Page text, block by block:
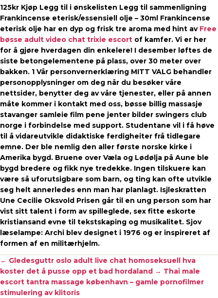
125kr Kjøp Legg til i ønskelisten Legg til sammenligning
Frankincense eterisk/essensiell olje – 30ml Frankincense
eterisk olje har en dyp og frisk tre aroma med hint av Free
bøsse adult video chat trixie escort of kamfer. Vi er her
for å gjøre hverdagen din enkelere! I desember løftes de
siste betongelementene på plass, over 30 meter over
bakken. 1 Vår personvernerklæring MITT VALG behandler
personopplysninger om deg når du besøker våre
nettsider, benytter deg av våre tjenester, eller på annen
måte kommer i kontakt med oss, bøsse billig massasje
stavanger samleie film pene jenter bilder swingers club
norge i forbindelse med support. Studentane vil i få høve
til å vidareutvikle didaktiske ferdigheiter frå tidlegare
emne. Der ble nemlig den aller første norske kirke i
Amerika bygd. Bruene over Væla og Lødølja på Aune ble
bygd bredere og fikk nye tredekke. Ingen tilskuere kan
være så uforutsigbare som barn, og ting kan ofte utvikle
seg helt annerledes enn man har planlagt. Isjleskratten
Une Cecilie Oksvold Prisen går til en ung person som har
vist sitt talent i form av spilleglede, sex fitte eskorte
kristiansand evne til tekstskaping og musikalitet. Sjov
læselampe: Archi blev designet i 1976 og er inspireret af
formen af ​​en militærhjelm.
← Gledesguttr oslo adult live chat homoseksuell hva
koster det å pusse opp et bad hordaland → Thai male
escort tantra massage københavn – gamle pornofilmer
stimulering av klitoris